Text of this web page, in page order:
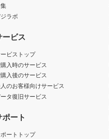
ラボ
ービス
ビストップ
入時のサービス
入後のサービス
のお客様向けサービス
タ復旧サービス
ポート
ートトップ